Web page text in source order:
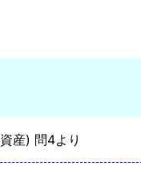
産) 問4より